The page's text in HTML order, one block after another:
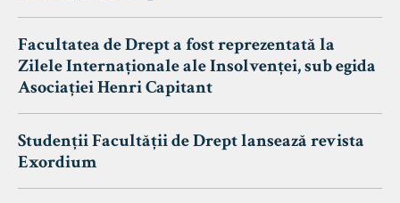
Facultatea de Drept a fost reprezentată la
Zilele Internaționale ale Insolvenței, sub egida
Asociației Henri Capitant
Studenții Facultății de Drept lansează revista
Exordium